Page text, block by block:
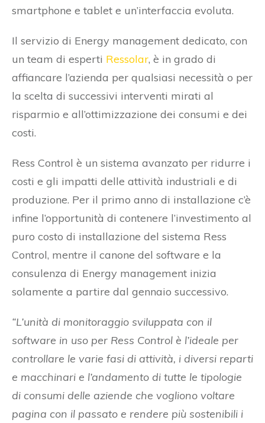
smartphone e tablet e un’interfaccia evoluta.
Il servizio di Energy management dedicato, con
un team di esperti Ressolar, è in grado di
affiancare l’azienda per qualsiasi necessità o per
la scelta di successivi interventi mirati al
risparmio e all’ottimizzazione dei consumi e dei
costi.
Ress Control è un sistema avanzato per ridurre i
costi e gli impatti delle attività industriali e di
produzione. Per il primo anno di installazione c’è
infine l’opportunità di contenere l’investimento al
puro costo di installazione del sistema Ress
Control, mentre il canone del software e la
consulenza di Energy management inizia
solamente a partire dal gennaio successivo.
“L’unità di monitoraggio sviluppata con il
software in uso per Ress Control è l’ideale per
controllare le varie fasi di attività, i diversi reparti
e macchinari e l’andamento di tutte le tipologie
di consumi delle aziende che vogliono voltare
pagina con il passato e rendere più sostenibili i